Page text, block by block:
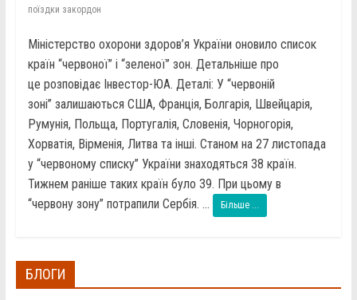
поїздки закордон
Міністерство охорони здоров’я України оновило список
країн “червоної” і “зеленої” зон. Детальніше про
це розповідає Інвестор-ЮА. Деталі: У “червоній
зоні” залишаються США, Франція, Болгарія, Швейцарія,
Румунія, Польща, Португалія, Словенія, Чорногорія,
Хорватія, Вірменія, Литва та інші. Станом на 27 листопада
у “червоному списку” України знаходяться 38 країн.
Тижнем раніше таких країн було 39. При цьому в
“червону зону” потрапили Сербія. ...
Більше ...
БЛОГИ